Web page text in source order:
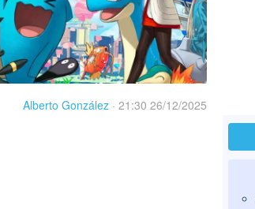
Alberto González · 21:30 26/12/2025